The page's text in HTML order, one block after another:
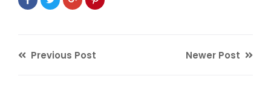
Previous Post Newer Post